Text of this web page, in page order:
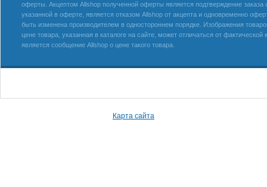
оферты. Акцептом Allshop полученной оферты является подтверждение
указанной в оферте, является отказом Allshop от акцепта и одновременно
быть изменена производителем в одностороннем порядке. Изображения
цене товара, указанная в каталоге на сайте, может отличаться от
является сообщение Allshop о цене такого товара.
Карта сайта